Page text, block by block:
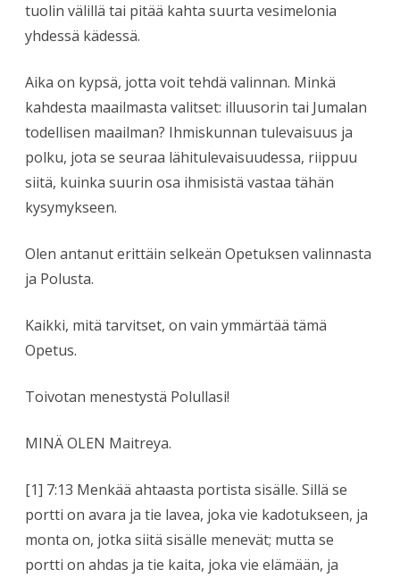
tuolin välillä tai pitää kahta suurta vesimelonia
yhdessä kädessä.
Aika on kypsä, jotta voit tehdä valinnan. Minkä
kahdesta maailmasta valitset: illuusorin tai Jumalan
todellisen maailman? Ihmiskunnan tulevaisuus ja
polku, jota se seuraa lähitulevaisuudessa, riippuu
siitä, kuinka suurin osa ihmisistä vastaa tähän
kysymykseen.
Olen antanut erittäin selkeän Opetuksen valinnasta
ja Polusta.
Kaikki, mitä tarvitset, on vain ymmärtää tämä
Opetus.
Toivotan menestystä Polullasi!
MINÄ OLEN Maitreya.
[1] 7:13 Menkää ahtaasta portista sisälle. Sillä se
portti on avara ja tie lavea, joka vie kadotukseen, ja
monta on, jotka siitä sisälle menevät; mutta se
portti on ahdas ja tie kaita, joka vie elämään, ja